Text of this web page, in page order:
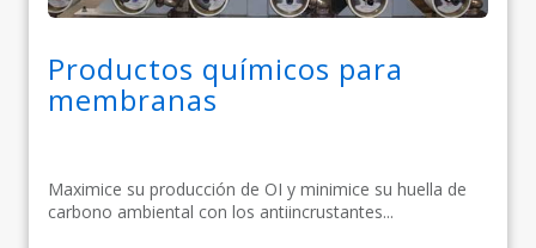
Productos químicos para
membranas
Maximice su producción de OI y minimice su huella de
carbono ambiental con los antiincrustantes...